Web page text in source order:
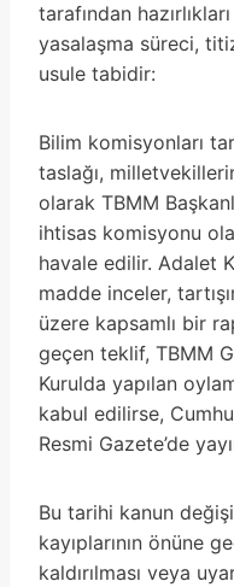
tarafından
yasalaşma süreci,
usule tabidir:
Bilim komisyonları
taslağı,
olarak TBMM
ihtisas komisyonu
havale edilir. Adalet
madde inceler,
üzere kapsamlı bir
geçen teklif, TBMM
Kurulda yapılan
kabul edilirse,
Resmi Gazete’de
Bu tarihi kanun
kayıplarının önüne
kaldırılması veya